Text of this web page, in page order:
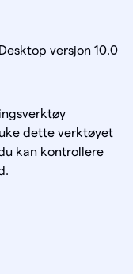
versjon 10.0
dette verktøyet
kan kontrollere